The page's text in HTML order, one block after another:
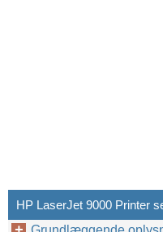
HP LaserJet 9000 Printer